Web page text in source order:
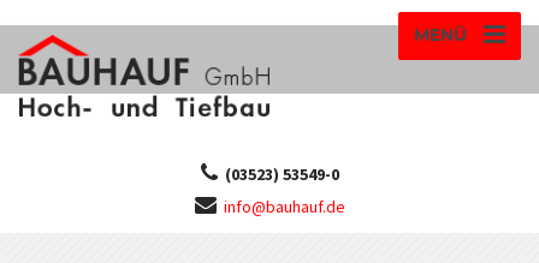
MENÜ
(03523) 53549-0
info@bauhauf.de